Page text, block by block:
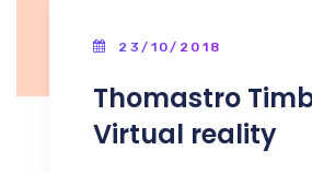
23/10/2018
Thomastro
Virtual reality